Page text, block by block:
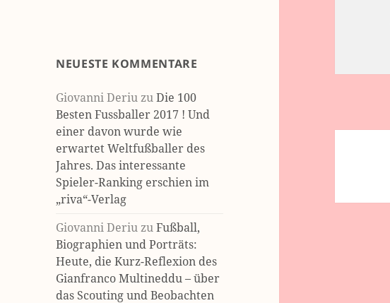
NEUESTE KOMMENTARE
Giovanni DeriuzuDie 100
Besten Fussballer 2017 ! Und
einer davon wurde wie
erwartet Weltfußballer des
Jahres. Das interessante
Spieler-Ranking erschien im
„riva“-Verlag
Giovanni DeriuzuFußball,
Biographien und Porträts:
Heute, die Kurz-Reflexion des
Gianfranco Multineddu – über
das Scouting und Beobachten